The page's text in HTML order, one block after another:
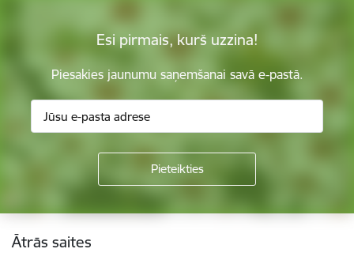
Esi pirmais, kurš uzzina!
Piesakies jaunumu saņemšanai savā e-pastā.
Kājene
Ātrās saites